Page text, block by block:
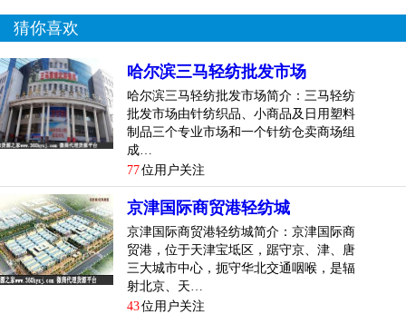
猜你喜欢
哈尔滨三马轻纺批发市场
哈尔滨三马轻纺批发市场简介：三马轻纺
批发市场由针纺织品、小商品及日用塑料
制品三个专业市场和一个针纺仓卖商场组
成…
77位用户关注
京津国际商贸港轻纺城
京津国际商贸港轻纺城简介：京津国际商
贸港，位于天津宝坻区，踞守京、津、唐
三大城市中心，扼守华北交通咽喉，是辐
射北京、天…
43位用户关注